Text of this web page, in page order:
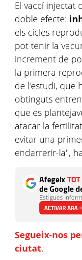
El vaccí injectat
doble efecte:
els cicles
pot tenir la
increment de
la primera
de l'estudi, que
obtinguts
que es
atacar la
evitar una
endarrerir-la",
Afegeix
de Google
Estigues
ACTIVAR ARA
Segueix-nos
ciutat.